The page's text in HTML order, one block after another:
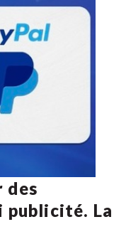
des
publicité. La